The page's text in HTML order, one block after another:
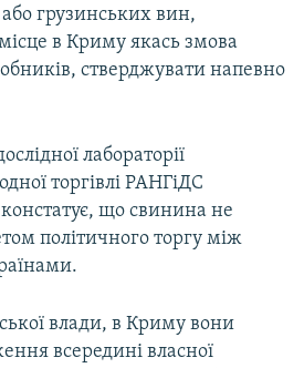
грузинських вин,
в Криму якась змова
стверджувати напевно
лабораторії
торгівлі РАНГіДС
констатує, що свинина не
політичного торгу між
влади, в Криму вони
всередині власної